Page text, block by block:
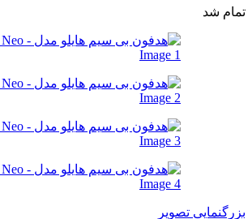
شد
تصویر